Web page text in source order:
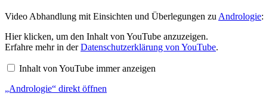
Video Abhandlung mit Einsichten und Überlegungen zu Andrologie:
„Andrologie“
von
YouTube
anzeigen
Hier klicken, um den Inhalt von YouTube anzuzeigen.
Erfahre mehr in derDatenschutzerklärung von YouTube.
Inhalt von YouTube immer anzeigen
„Andrologie“ direkt öffnen